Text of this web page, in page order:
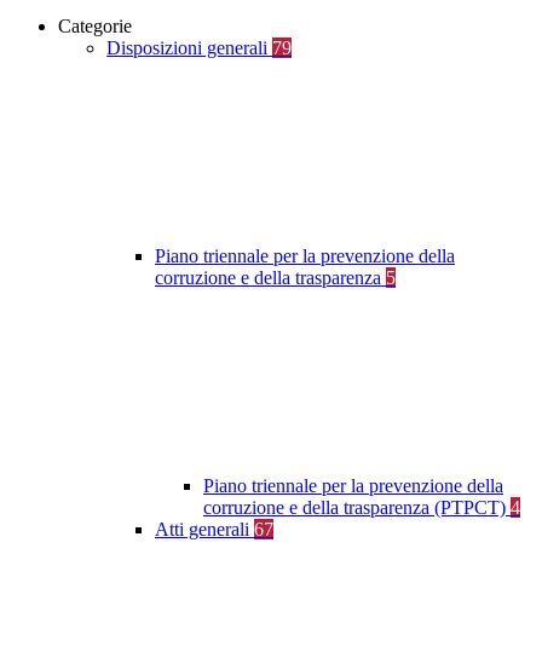
Categorie
Disposizioni generali 79
Piano triennale per la prevenzione della
corruzione e della trasparenza 5
Piano triennale per la prevenzione della
corruzione e della trasparenza (PTPCT) 4
Atti generali 67